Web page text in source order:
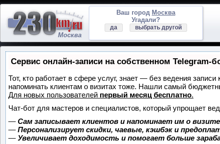
Москва
Ваш город Москва
Угадали?
да выбрать другой
Сервис онлайн-записи на собственном Telegram-
Тот, кто работает в сфере услуг, знает — без ведения
напоминать клиентам о визитах тоже. Нашли самый
Для новых пользователей первый месяц бесплатно.
Чат-бот для мастеров и специалистов, который упрощает
— Сам записывает клиентов и напоминает им о
— Персонализирует скидки, чаевые, кэшбэк и
— Увеличивает доходимость и помогает больше